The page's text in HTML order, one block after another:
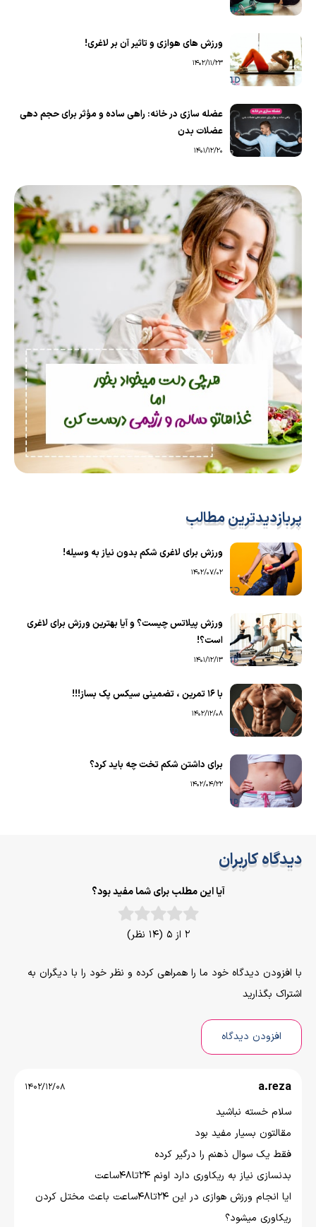
ورزش های هوازی و تاثیر آن بر لاغری!
1402/11/23
عضله سازی در خانه: راهی ساده و مؤثر برای حجم‌ دهی
عضلات بدن
1401/12/20
پربازدیدترین مطالب
ورزش برای لاغری شکم بدون نیاز به وسیله!
1402/07/02
ورزش پیلاتس چیست؟ و آیا بهترین ورزش برای لاغری
است؟!
1401/12/13
با ۱۶ تمرین ، تضمینی سیکس پک بساز!!!
1402/12/08
برای داشتن شکم تخت چه باید کرد؟
1402/04/22
دیدگاه کاربران
آیا این مطلب برای شما مفید بود؟
2 از 5 (14 نظر)
با افزودن دیدگاه خود ما را همراهی کرده و نظر خود را با دیگران به
اشتراک بگذارید
افزودن دیدگاه
a.reza
1402/12/08
سلام خسته نباشید
مقالتون بسیار مفید بود
فقط یک سوال ذهنم را درگیر کرده
بدنسازی نیاز به ریکاوری دارد اونم 24تا48ساعت
ایا انجام ورزش هوازی در این 24تا48ساعت باعث مختل کردن
ریکاوری میشود؟